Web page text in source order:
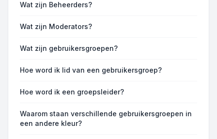
Wat zijn Beheerders?
Wat zijn Moderators?
Wat zijn gebruikersgroepen?
Hoe word ik lid van een gebruikersgroep?
Hoe word ik een groepsleider?
Waarom staan verschillende gebruikersgroepen in
een andere kleur?